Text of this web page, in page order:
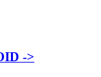
->